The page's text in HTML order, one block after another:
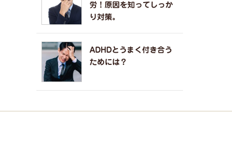
労！原因を知ってしっか
り対策。
ADHDとうまく付き合う
ためには？